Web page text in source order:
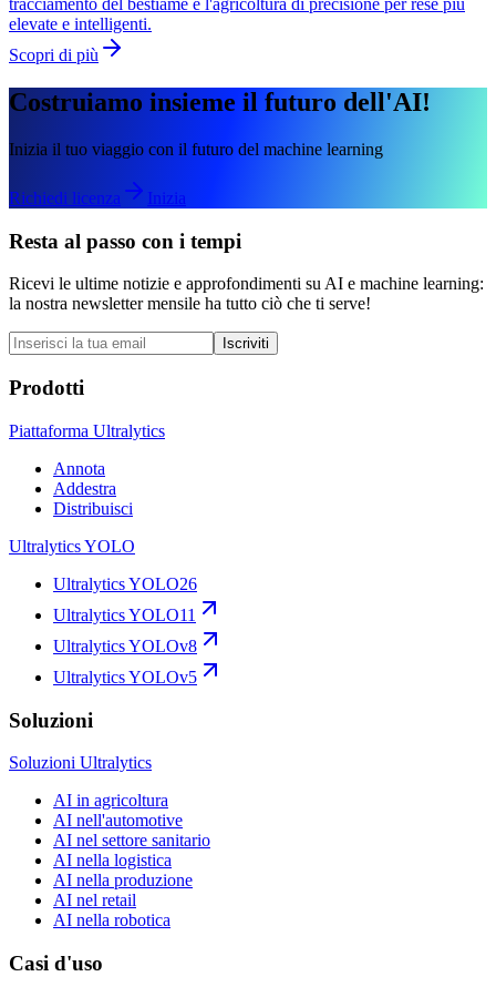
tracciamento del bestiame e l'agricoltura di precisione per rese più
elevate e intelligenti.
Scopri di più
Costruiamo insieme il futuro dell'AI!
Inizia il tuo viaggio con il futuro del machine learning
Richiedi licenza Inizia
Resta al passo con i tempi
Ricevi le ultime notizie e approfondimenti su AI e machine learning:
la nostra newsletter mensile ha tutto ciò che ti serve!
Iscriviti
Prodotti
Piattaforma Ultralytics
Annota
Addestra
Distribuisci
Ultralytics YOLO
Ultralytics YOLO26
Ultralytics YOLO11
Ultralytics YOLOv8
Ultralytics YOLOv5
Soluzioni
Soluzioni Ultralytics
AI in agricoltura
AI nell'automotive
AI nel settore sanitario
AI nella logistica
AI nella produzione
AI nel retail
AI nella robotica
Casi d'uso